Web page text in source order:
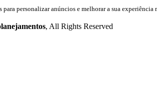
para personalizar anúncios e melhorar a sua
, All Rights Reserved